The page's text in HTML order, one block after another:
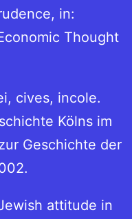
in:
Thought
cives, incole.
Kölns im
Geschichte der
attitude in